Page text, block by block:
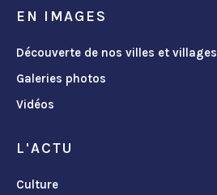
EN IMAGES
Découverte de nos villes et villages
Galeries photos
Vidéos
L'ACTU
Culture